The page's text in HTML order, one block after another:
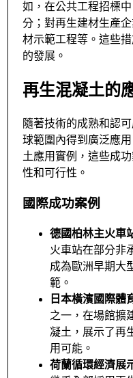
如，在公共工程招標
分；對再生建材生產
材示範工程等。這些
的發展。
再生混凝土的
隨著技術的成熟和認
球範圍內得到廣泛應
土應用實例，這些成
性和可行性。
國際成功案例
德國柏林主火車
火車站在部分非
成為歐洲早期大
範。
日本橫濱國際體
之一，在場館擴
凝土，展示了再
用可能。
荷蘭循環經濟展